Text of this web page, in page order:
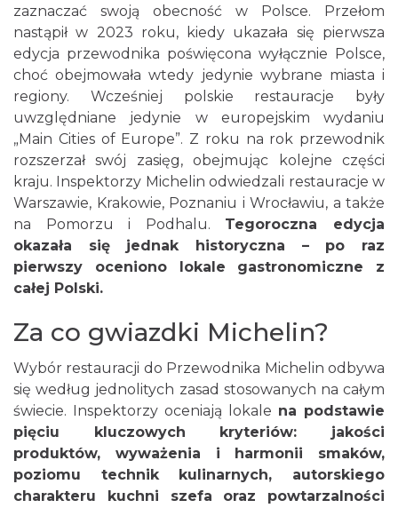
zaznaczać swoją obecność w Polsce. Przełom
nastąpił w 2023 roku, kiedy ukazała się pierwsza
edycja przewodnika poświęcona wyłącznie Polsce,
choć obejmowała wtedy jedynie wybrane miasta i
regiony. Wcześniej polskie restauracje były
uwzględniane jedynie w europejskim wydaniu
„Main Cities of Europe”. Z roku na rok przewodnik
rozszerzał swój zasięg, obejmując kolejne części
kraju. Inspektorzy Michelin odwiedzali restauracje w
Warszawie, Krakowie, Poznaniu i Wrocławiu, a także
na Pomorzu i Podhalu. Tegoroczna edycja
okazała się jednak historyczna – po raz
pierwszy oceniono lokale gastronomiczne z
całej Polski.
Za co gwiazdki Michelin?
Wybór restauracji do Przewodnika Michelin odbywa
się według jednolitych zasad stosowanych na całym
świecie. Inspektorzy oceniają lokale na podstawie
pięciu kluczowych kryteriów: jakości
produktów, wyważenia i harmonii smaków,
poziomu technik kulinarnych, autorskiego
charakteru kuchni szefa oraz powtarzalności